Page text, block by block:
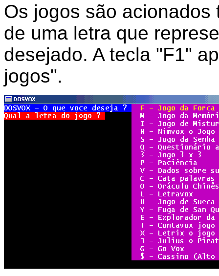
Os jogos são
de uma letra que
desejado. A tecla "F1"
jogos".